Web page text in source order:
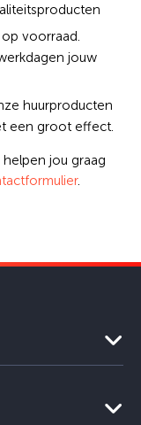
voorraad.
jouw
huurproducten
een groot effect.
helpen jou graag
.